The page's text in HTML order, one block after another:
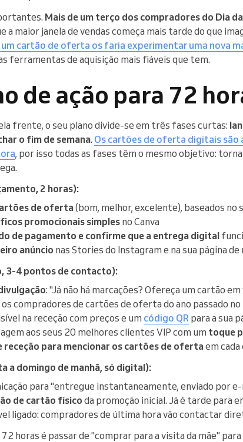
Mais de um terço dos compradores do Dia
a maior janela de vendas começa mais tarde do que
cartão de oferta os faria experimentar uma nova
ferramentas de aquisição mais fiáveis que tem.
de ação para 72
frente, o seu plano divide-se em três fases curtas:
o fim de semana. Os cartões de oferta digitais são
, por isso todas as fases têm o mesmo objetivo:
2 horas):
de oferta(bom, melhor, excelente), baseados no
promocionais simples no Canva
de pagamento e confirme que a entrega digital
anúncio nas Stories do Instagram e na sua página de
3-4 pontos de contacto):
: "Já não há marcações? Ofereça um cartão em
compradores de cartões de oferta do ano passado no
na receção com preços e um código QR para a sua
aos seus 20 melhores clientes VIP com um toque
receção para mencionar os cartões de ofertaem
a domingo de manhã, só digital):
para "entregue instantaneamente, enviado por
de cartão físico da promoção inicial. Já é tarde para
ligado: compradores de última hora vão contactar
horas é passar de "comprar para a visita da mãe"